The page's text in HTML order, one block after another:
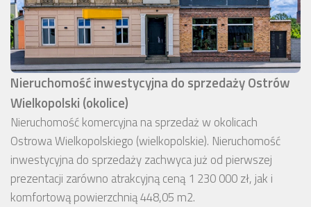
Nieruchomość inwestycyjna do sprzedaży Ostrów
Wielkopolski (okolice)
Nieruchomość komercyjna na sprzedaż w okolicach
Ostrowa Wielkopolskiego (wielkopolskie). Nieruchomość
inwestycyjna do sprzedaży zachwyca już od pierwszej
prezentacji zarówno atrakcyjną ceną 1 230 000 zł, jak i
komfortową powierzchnią 448,05 m2.